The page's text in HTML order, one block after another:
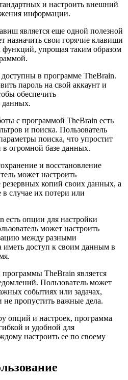
и настроить внешний
информации.
является еще одной полезной
назначить свои горячие клавиши
упрощая таким образом
в программе TheBrain.
пароль на свой аккаунт и
обеспечить
данных.
с программой TheBrain есть
и поиска. Пользователь
поиска, что упростит
огромной базе данных.
и восстановление
может настроить
резервных копий своих данных, а
случае их потери или
есть опции для настройки
может настроить
между разными
иметь доступ к своим данным в
TheBrain является
Пользователь может
событиях или задачах,
не пропустить важные дела.
опций и настроек, программа
и удобной для
настроить ее по своему